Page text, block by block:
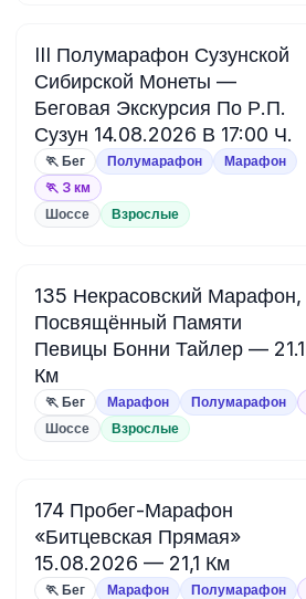
III Полумарафон Сузунской
Сибирской Монеты —
Беговая Экскурсия По Р.П.
Сузун 14.08.2026 В 17:00 Ч.
🏃 Бег Полумарафон
Марафон
🏃 3 км
Шоссе Взрослые
135 Некрасовский Марафон,
Посвящённый Памяти
Певицы Бонни Тайлер — 21.1
Км
🏃 Бег Марафон Полумарафон
Шоссе Взрослые
174 Пробег-Марафон
«Битцевская Прямая»
15.08.2026 — 21,1 Км
🏃 Бег Марафон Полумарафон